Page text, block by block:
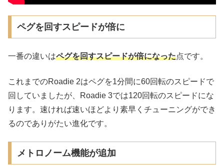
ペグを回すスピードが倍に
一番の違いはペグを回すスピードが倍になった点です。
これまでのRoadie 2はペグを1分間に60回転のスピードで
回していましたが、Roadie 3では120回転のスピードにな
ります。速ければ速いほどより素早くチューニングができ
るのでありがたい進化です。
メトロノーム機能が追加